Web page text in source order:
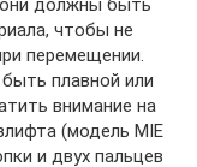
они должны быть
чтобы не
перемещении.
плавной или
внимание на
(модель MIE
и двух пальцев